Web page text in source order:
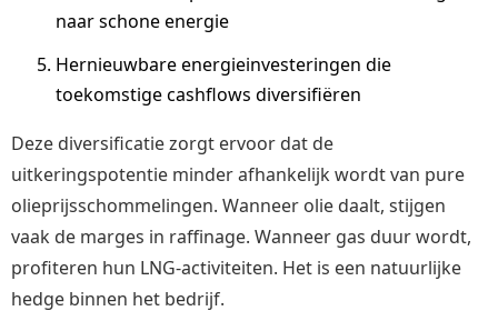
naar schone energie
Hernieuwbare energieinvesteringen die
toekomstige cashflows diversifiëren
Deze diversificatie zorgt ervoor dat de
uitkeringspotentie minder afhankelijk wordt van pure
olieprijsschommelingen. Wanneer olie daalt, stijgen
vaak de marges in raffinage. Wanneer gas duur wordt,
profiteren hun LNG-activiteiten. Het is een natuurlijke
hedge binnen het bedrijf.